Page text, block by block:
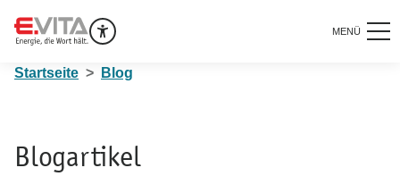
MENÜ
Startseite Blog
Blogartikel